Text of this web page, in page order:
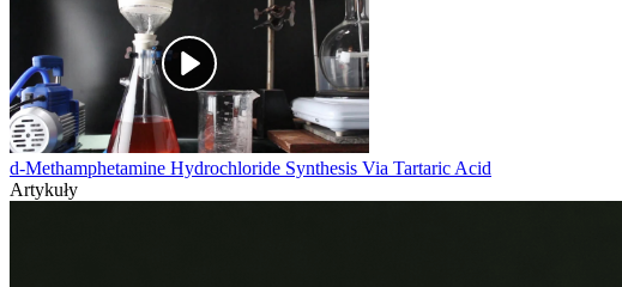
d-Methamphetamine Hydrochloride Synthesis Via Tartaric Acid
Artykuły